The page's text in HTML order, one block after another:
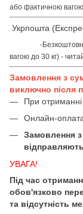
або фактичною
Укрпошта
-
вагою до 30 кг) -
Замовлення з
виключно після
При
Онлайн-
Замовлення
УВАГА!
Під час
обов'язково
та відсутність